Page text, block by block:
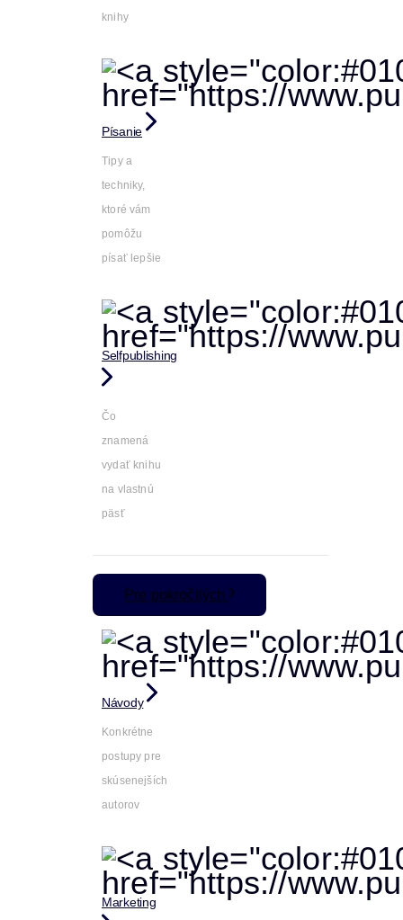
knihy
Písanie
Tipy a
techniky,
ktoré vám
pomôžu
písať lepšie
Selfpublishing
Čo
znamená
vydať knihu
na vlastnú
päsť
Pre pokročilých
Návody
Konkrétne
postupy pre
skúsenejších
autorov
Marketing